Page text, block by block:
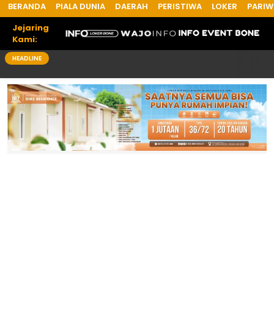
Bone Terkini
Referensi Informasi Terkini
BERANDA PIALA DUNIA DAERAH PERISTIWA LOKER
Jejaring
Kami:
HEADLINE